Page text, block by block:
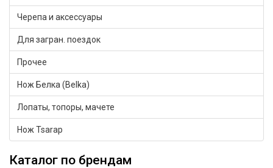
Черепа и аксессуары
Для загран. поездок
Прочее
Нож Белка (Belka)
Лопаты, топоры, мачете
Нож Tsarap
Каталог по брендам